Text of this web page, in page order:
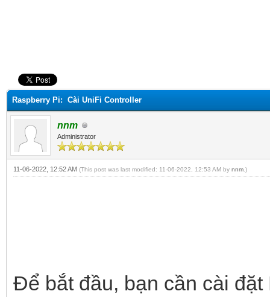
Raspberry Pi: Cài UniFi Controller
nnm
Administrator
11-06-2022, 12:52 AM (This post was last modified: 11-06-2022, 12:53 AM by nnm .)
Để bắt đầu, bạn cần cài